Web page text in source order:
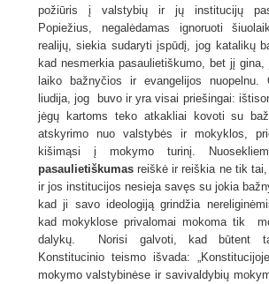
požiūris į valstybių ir jų institucijų
Popiežius, negalėdamas ignoruoti
realijų, siekia sudaryti įspūdį, jog katalikų
kad nesmerkia pasaulietiškumo, bet jį
laiko bažnyčios ir evangelijos
liudija, jog buvo ir yra visai priešingai:
jėgų kartoms teko atkakliai kovoti su
atskyrimo nuo valstybės ir mokyklos,
kišimąsi į mokymo turinį.
pasaulietiškumasreiškė ir reiškia ne tik
ir jos institucijos nesieja savęs su jokia
kad ji savo ideologiją grindžia
kad mokyklose privalomai mokoma tik
dalykų. Norisi galvoti, kad būtent
Konstitucinio teismo išvada:
mokymo valstybinėse ir savivaldybių